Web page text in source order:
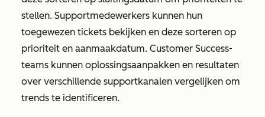
stellen. Supportmedewerkers kunnen hun
toegewezen tickets bekijken en deze sorteren op
prioriteit en aanmaakdatum. Customer Success-
teams kunnen oplossingsaanpakken en resultaten
over verschillende supportkanalen vergelijken om
trends te identificeren.